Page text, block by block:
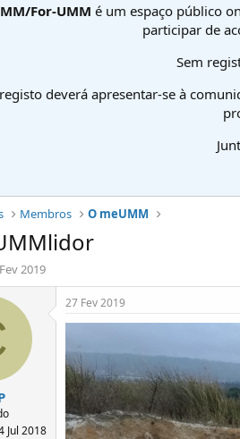
For-UMM é um espaço público
participar de
Sem
deverá apresentar-se à
Membros O meUMM
2019
Jul 2018
27 Fev 2019